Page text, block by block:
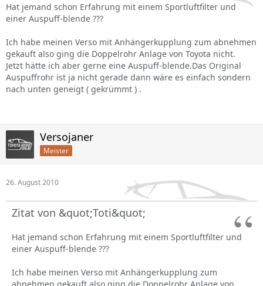
Hat jemand schon Erfahrung mit einem Sportluftfilter und
einer Auspuff-blende ???
Ich habe meinen Verso mit Anhängerkupplung zum abnehmen
gekauft also ging die Doppelrohr Anlage von Toyota nicht.
Jetzt hätte ich aber gerne eine Auspuff-blende.Das Original
Auspuffrohr ist ja nicht gerade dann wäre es einfach sondern
nach unten geneigt ( gekrümmt ) .
Versojaner
Meister
26. August 2010
Zitat von &quot;Toti&quot;
Hat jemand schon Erfahrung mit einem Sportluftfilter und
einer Auspuff-blende ???
Ich habe meinen Verso mit Anhängerkupplung zum